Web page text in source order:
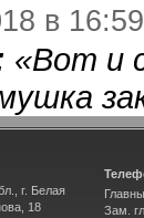
в 16:59
«Вот и
г. Белая
18
Зам.